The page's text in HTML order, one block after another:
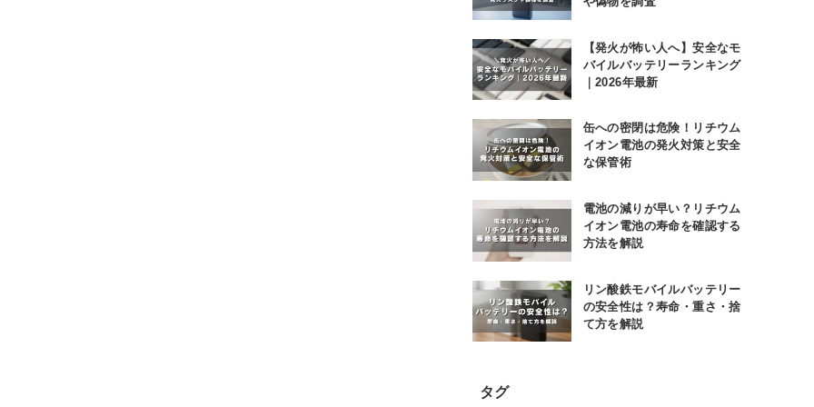
【発火が怖い人へ】安全なモ
バイルバッテリーランキング
｜2026年最新
缶への密閉は危険！リチウム
イオン電池の発火対策と安全
な保管術
電池の減りが早い？リチウム
イオン電池の寿命を確認する
方法を解説
リン酸鉄モバイルバッテリー
の安全性は？寿命・重さ・捨
て方を解説
タグ